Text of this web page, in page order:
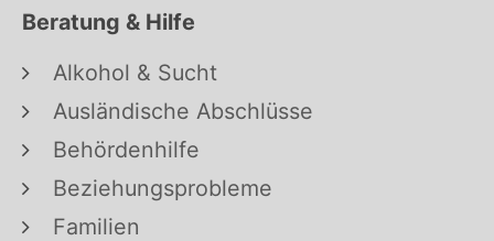
Beratung & Hilfe
Alkohol & Sucht
Ausländische Abschlüsse
Behördenhilfe
Beziehungsprobleme
Familien